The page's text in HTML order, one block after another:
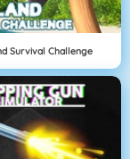
Survival Challenge